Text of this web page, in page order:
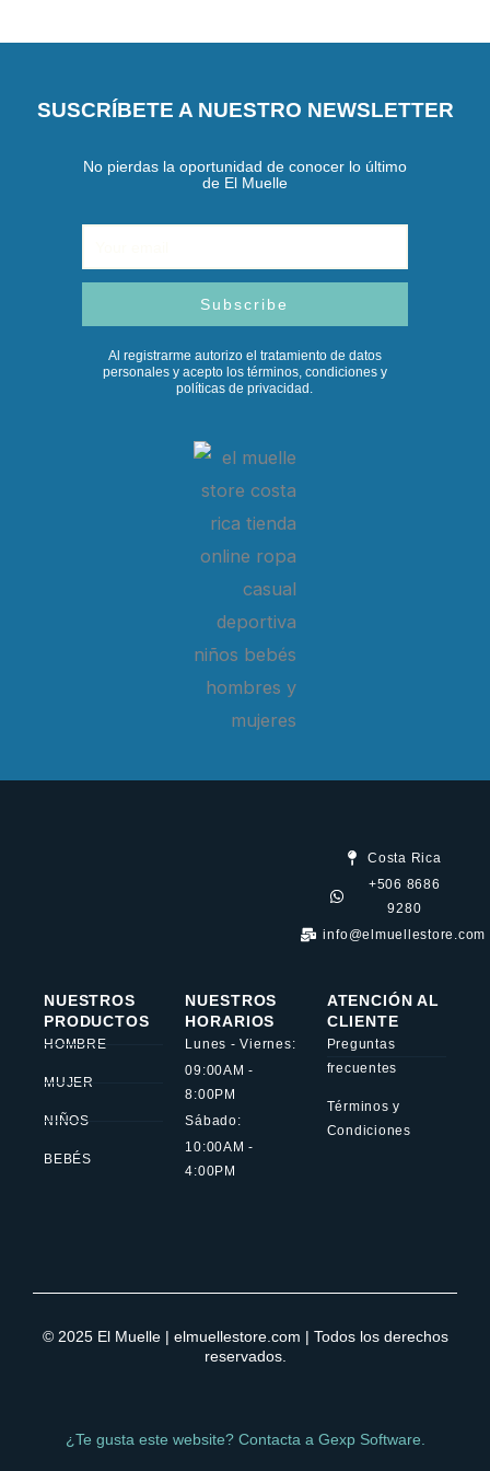
SUSCRÍBETE A NUESTRO NEWSLETTER
No pierdas la oportunidad de conocer lo último
de El Muelle
Subscribe
Al registrarme autorizo el tratamiento de datos
personales y acepto los términos, condiciones y
políticas de privacidad.
Costa Rica
+506 8686
9280
info@elmuellestore.com
NUESTROS
PRODUCTOS
HOMBRE
MUJER
NIÑOS
BEBÉS
NUESTROS
HORARIOS
Lunes - Viernes:
09:00AM -
8:00PM
Sábado:
10:00AM -
4:00PM
ATENCIÓN AL
CLIENTE
Preguntas
frecuentes
Términos y
Condiciones
© 2025 El Muelle | elmuellestore.com | Todos los derechos
reservados.
¿Te gusta este website? Contacta a Gexp Software.